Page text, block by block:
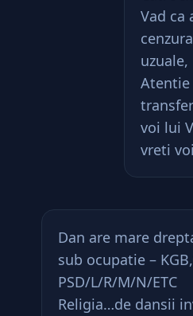
Vad ca
uzuale,
Atentie
voi lui
vreti
Dan are mare
sub ocupatie –
PSD/L/R/M/N/ETC
Religia…de dansii